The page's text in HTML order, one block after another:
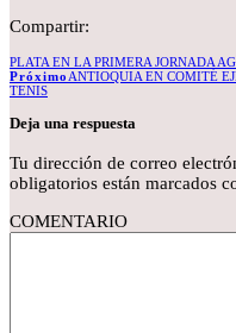
Compartir:
PLATA EN LA PRIMERA JORNADA
Próximo ANTIOQUIA EN COMITÉ
TENIS
Deja una respuesta
Tu dirección de correo
obligatorios están marcados
COMENTARIO